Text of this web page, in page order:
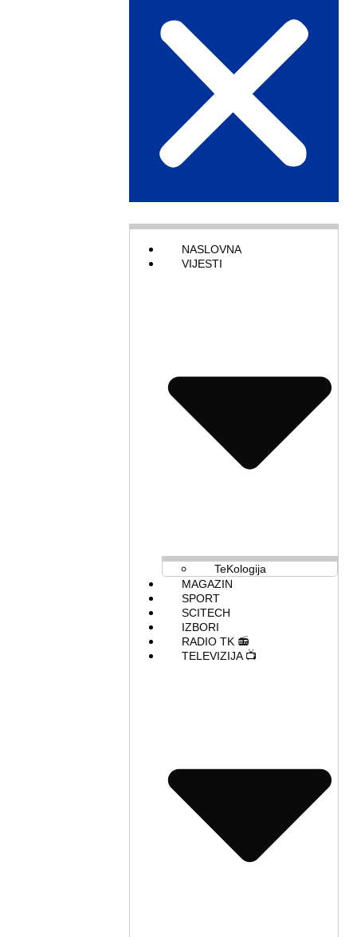
NASLOVNA
VIJESTI
TeKologija
MAGAZIN
SPORT
SCITECH
IZBORI
RADIO TK 📻
TELEVIZIJA 📺